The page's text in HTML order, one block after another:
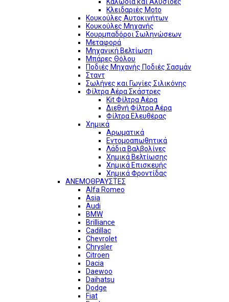
Κλειδαριές Moto
Κουκούλες Αυτοκινήτων
Κουκούλες Μηχανής
Κουρμπαδόροι Σωληνώσεων
Μεταφορά
Μηχανική Βελτίωση
Μπάρες Θόλου
Ποδιές Μηχανής Ποδιές Σασμάν
Σταντ
Σωλήνες και Γωνίες Σιλικόνης
Φίλτρα Αέρα Σκάστρες
Kit Φίλτρα Αέρα
Διεθνή Φίλτρα Αέρα
Φίλτρα Ελευθέρας
Χημικά
Αρωματικά
Εντομοαπωθητικά
Λάδια Βαλβολίνες
Χημικά Βελτίωσης
Χημικά Επισκευής
Χημικά Φροντίδας
ΑΝΕΜΟΘΡΑΥΣΤΕΣ
Alfa Romeo
Asia
Audi
BMW
Brilliance
Cadillac
Chevrolet
Chrysler
Citroen
Dacia
Daewoo
Daihatsu
Dodge
Fiat